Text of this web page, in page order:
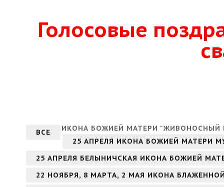
Голосовые
ВСЕ
ИКОНА БОЖИЕЙ МАТЕРИ "ЖИВОНОСНЫЙ
25 АПРЕЛЯ ИКОНА БОЖИЕЙ МАТЕРИ
25 АПРЕЛЯ БЕЛЫНИЧСКАЯ ИКОНА БОЖИЕЙ
22 НОЯБРЯ, 8 МАРТА, 2 МАЯ ИКОНА